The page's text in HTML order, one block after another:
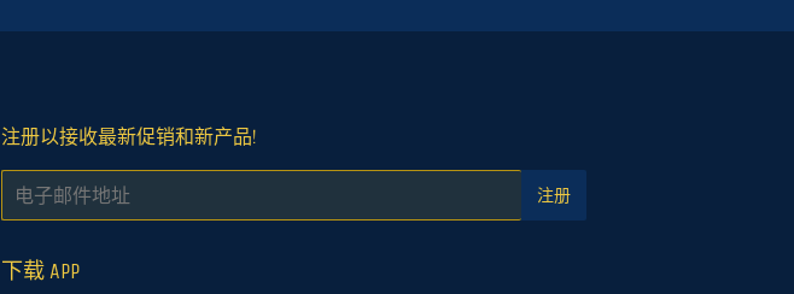
注册以接收最新促销和新产品!
件
注册
下载 APP